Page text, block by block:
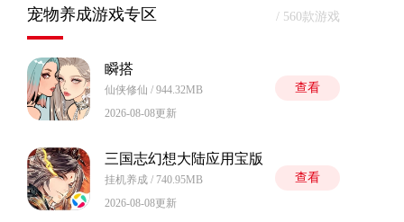
宠物养成游戏专区 / 560款游戏
瞬搭
仙侠修仙 / 944.32MB
2026-08-08更新
查看
三国志幻想大陆应用宝版
挂机养成 / 740.95MB
2026-08-08更新
查看